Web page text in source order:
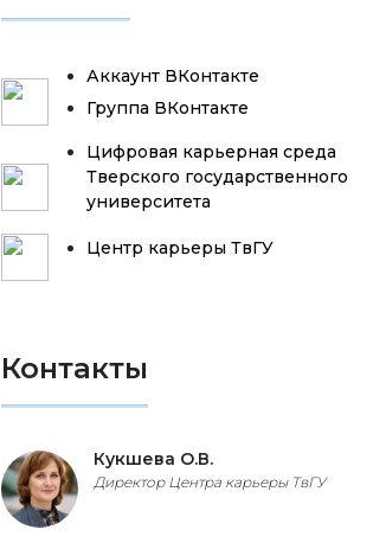
Аккаунт ВКонтакте
Группа ВКонтакте
Цифровая карьерная среда
Тверского государственного
университета
Центр карьеры ТвГУ
Контакты
Кукшева О.В.
Директор Центра карьеры ТвГУ